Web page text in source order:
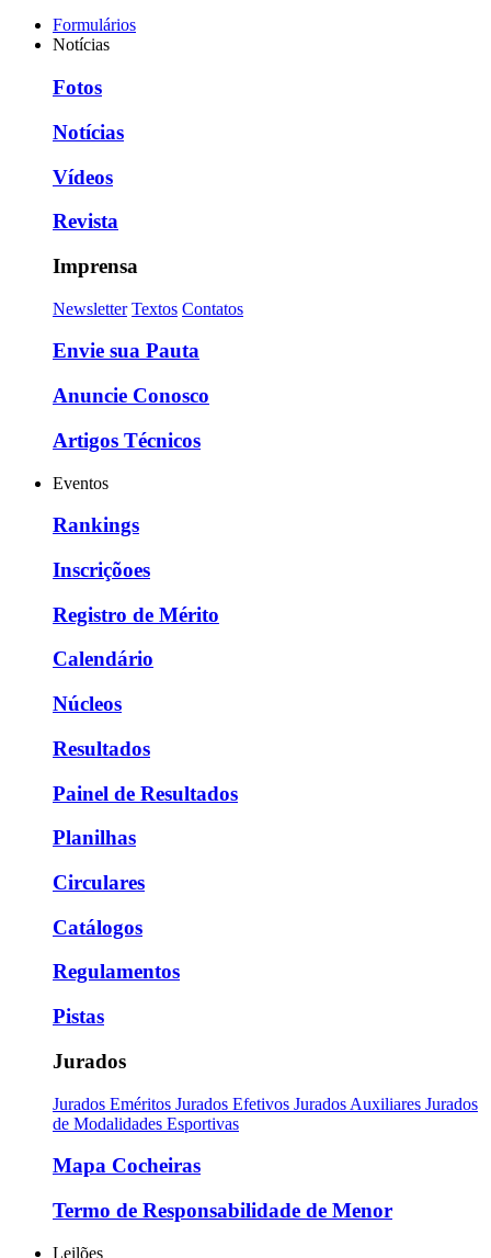
Formulários
Notícias
Fotos
Notícias
Vídeos
Revista
Imprensa
Newsletter Textos Contatos
Envie sua Pauta
Anuncie Conosco
Artigos Técnicos
Eventos
Rankings
Inscriçõoes
Registro de Mérito
Calendário
Núcleos
Resultados
Painel de Resultados
Planilhas
Circulares
Catálogos
Regulamentos
Pistas
Jurados
Jurados Eméritos Jurados Efetivos Jurados Auxiliares Jurados
de Modalidades Esportivas
Mapa Cocheiras
Termo de Responsabilidade de Menor
Leilões